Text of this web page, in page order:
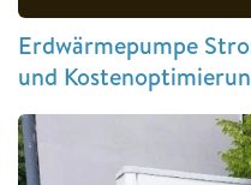
Erdwärmepumpe
und